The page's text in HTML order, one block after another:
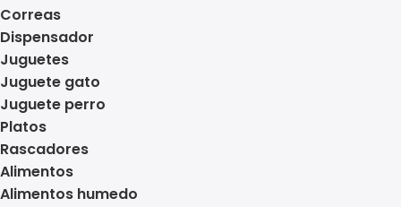
Correas
Dispensador
Juguetes
Juguete gato
Juguete perro
Platos
Rascadores
Alimentos
Alimentos humedo